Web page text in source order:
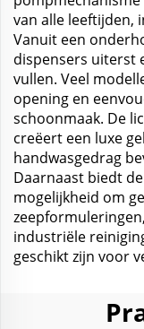
van alle leeftijden,
Vanuit een
dispensers uiterst
vullen. Veel
opening en
schoonmaak. De
creëert een luxe
handwasgedrag
Daarnaast biedt
mogelijkheid om
industriële
geschikt zijn voor